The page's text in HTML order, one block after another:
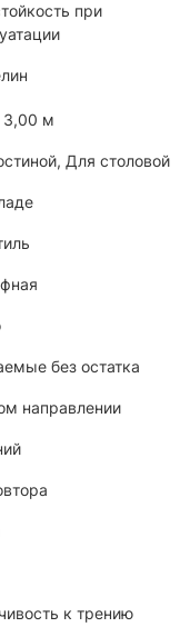
при
3,00 м
Для столовой
без остатка
направлении
к трению